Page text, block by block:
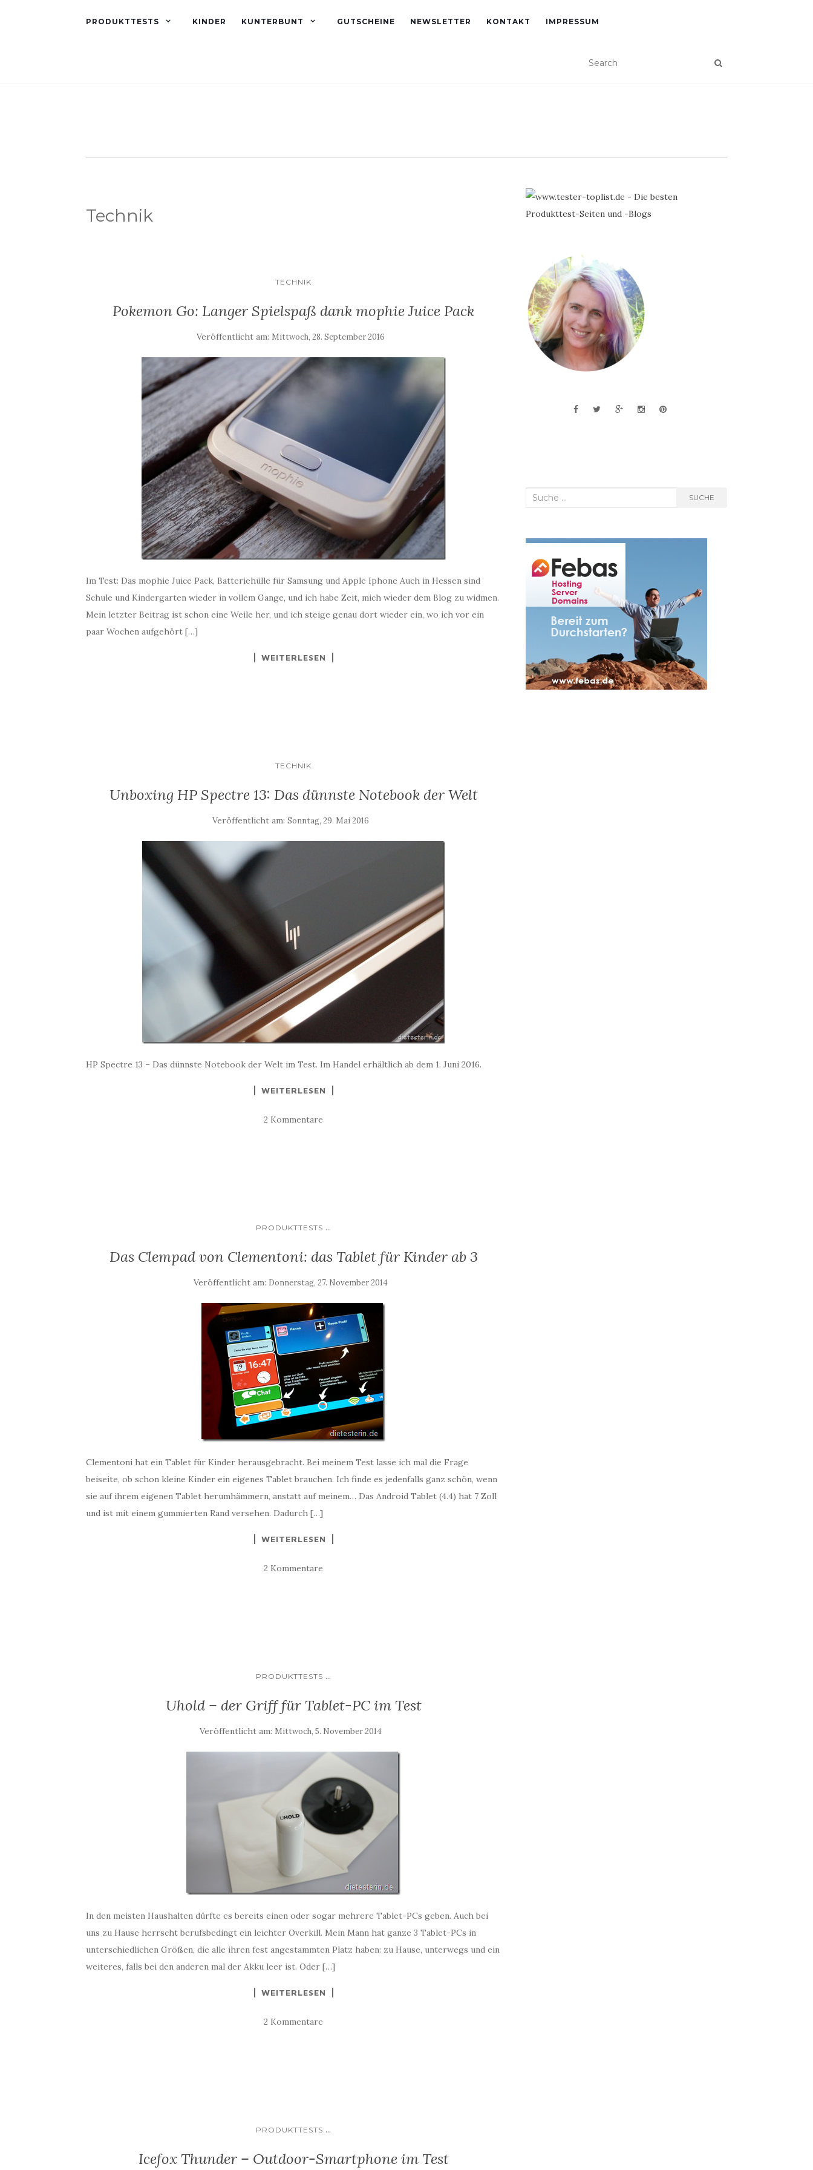
PRODUKTTESTS KINDER KUNTERBUNT GUTSCHEINE NEWSLETTER KONTAKT IMPRESSUM
Technik
TECHNIK
Pokemon Go: Langer Spielspaß dank mophie Juice Pack
Veröffentlicht am: Mittwoch, 28. September 2016
Im Test: Das mophie Juice Pack, Batteriehülle für Samsung und Apple Iphone Auch in Hessen sind
Schule und Kindergarten wieder in vollem Gange, und ich habe Zeit, mich wieder dem Blog zu widmen.
Mein letzter Beitrag ist schon eine Weile her, und ich steige genau dort wieder ein, wo ich vor ein
paar Wochen aufgehört […]
WEITERLESEN
TECHNIK
Unboxing HP Spectre 13: Das dünnste Notebook der Welt
Veröffentlicht am: Sonntag, 29. Mai 2016
HP Spectre 13 – Das dünnste Notebook der Welt im Test. Im Handel erhältlich ab dem 1. Juni 2016.
WEITERLESEN
2 Kommentare
PRODUKTTESTS ...
Das Clempad von Clementoni: das Tablet für Kinder ab 3
Veröffentlicht am: Donnerstag, 27. November 2014
Clementoni hat ein Tablet für Kinder herausgebracht. Bei meinem Test lasse ich mal die Frage
beiseite, ob schon kleine Kinder ein eigenes Tablet brauchen. Ich finde es jedenfalls ganz schön, wenn
sie auf ihrem eigenen Tablet herumhämmern, anstatt auf meinem… Das Android Tablet (4.4) hat 7 Zoll
und ist mit einem gummierten Rand versehen. Dadurch […]
WEITERLESEN
2 Kommentare
PRODUKTTESTS ...
Uhold – der Griff für Tablet-PC im Test
Veröffentlicht am: Mittwoch, 5. November 2014
In den meisten Haushalten dürfte es bereits einen oder sogar mehrere Tablet-PCs geben. Auch bei
uns zu Hause herrscht berufsbedingt ein leichter Overkill. Mein Mann hat ganze 3 Tablet-PCs in
unterschiedlichen Größen, die alle ihren fest angestammten Platz haben: zu Hause, unterwegs und ein
weiteres, falls bei den anderen mal der Akku leer ist. Oder […]
WEITERLESEN
2 Kommentare
PRODUKTTESTS ...
Icefox Thunder – Outdoor-Smartphone im Test
Suche
SUCHE